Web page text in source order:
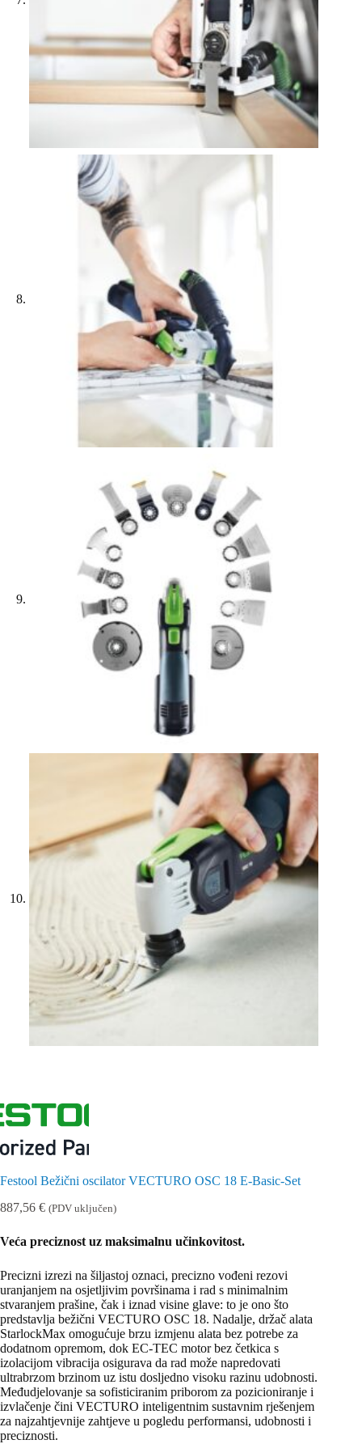
Festool Bežični oscilator VECTURO OSC 18 E-Basic-Set
887,56 € (PDV uključen)
Veća preciznost uz maksimalnu učinkovitost.
Precizni izrezi na šiljastoj oznaci, precizno vođeni rezovi
uranjanjem na osjetljivim površinama i rad s minimalnim
stvaranjem prašine, čak i iznad visine glave: to je ono što
predstavlja bežični VECTURO OSC 18. Nadalje, držač alata
StarlockMax omogućuje brzu izmjenu alata bez potrebe za
dodatnom opremom, dok EC-TEC motor bez četkica s
izolacijom vibracija osigurava da rad može napredovati
ultrabrzom brzinom uz istu dosljedno visoku razinu udobnosti.
Međudjelovanje sa sofisticiranim priborom za pozicioniranje i
izvlačenje čini VECTURO inteligentnim sustavnim rješenjem
za najzahtjevnije zahtjeve u pogledu performansi, udobnosti i
preciznosti.